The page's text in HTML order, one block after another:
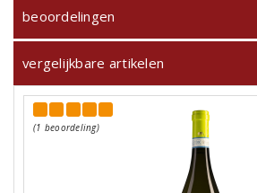
beoordelingen
vergelijkbare artikelen
(1 beoordeling)